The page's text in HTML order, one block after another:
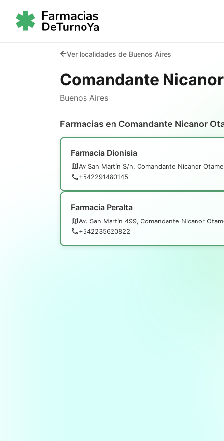
Ver localidades de Buenos Aires
Comandante
Buenos Aires
Farmacias en Comandante Nicanor
Farmacia Dionisia
Av San Martín S/n, Comandante Nicanor
+542291480145
Farmacia Peralta
Av. San Martín 499, Comandante Nicanor
+542235620822